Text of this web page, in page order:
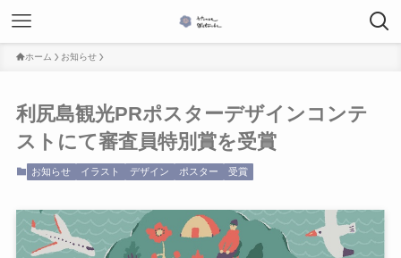
ホーム お知らせ
利尻島観光PRポスターデザインコンテ
ストにて審査員特別賞を受賞
お知らせ イラスト デザイン ポスター 受賞